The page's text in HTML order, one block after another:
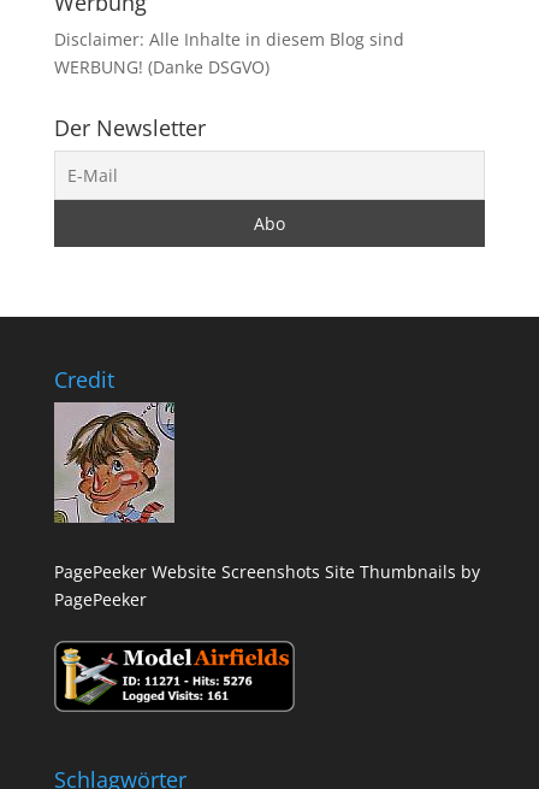
Disclaimer: Alle Inhalte in diesem Blog sind
WERBUNG! (Danke DSGVO)
Der Newsletter
Credit
PagePeeker Website Screenshots Site Thumbnails by
PagePeeker
Schlagwörter